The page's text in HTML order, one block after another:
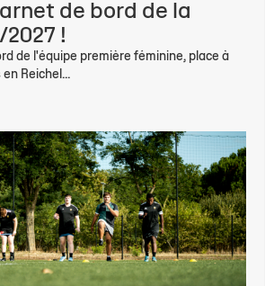
de bord de la
!
de l'équipe première féminine, place à
Reichel...